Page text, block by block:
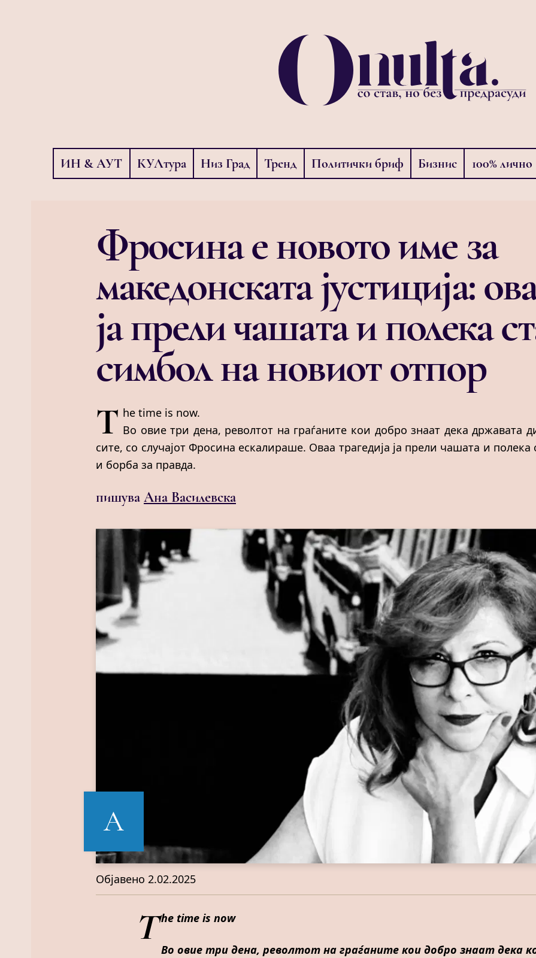
ИН & АУТ КУЛтура Низ Град Тренд Политички бриф Бизнис 100% лично
Фросина е новото име за
македонската јустиција:
ја прели чашата и полека
симбол на новиот отпор
T he time is now.
Во овие три дена, револтот на граѓаните кои добро знаат дека државата
сите, со случајот Фросина ескалираше. Оваа трагедија ја прели чашата и
и борба за правда.
пишува Ана Василевска
А
Објавено 2.02.2025
T he time is now
Во овие три дена, револтот на граѓаните кои добро знаат дека